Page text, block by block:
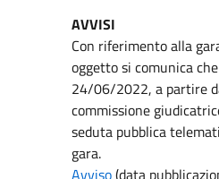
AVVISI
Con riferimento alla
oggetto si comunica
24/06/2022, a partire
commissione
seduta pubblica
gara.
Avviso(data